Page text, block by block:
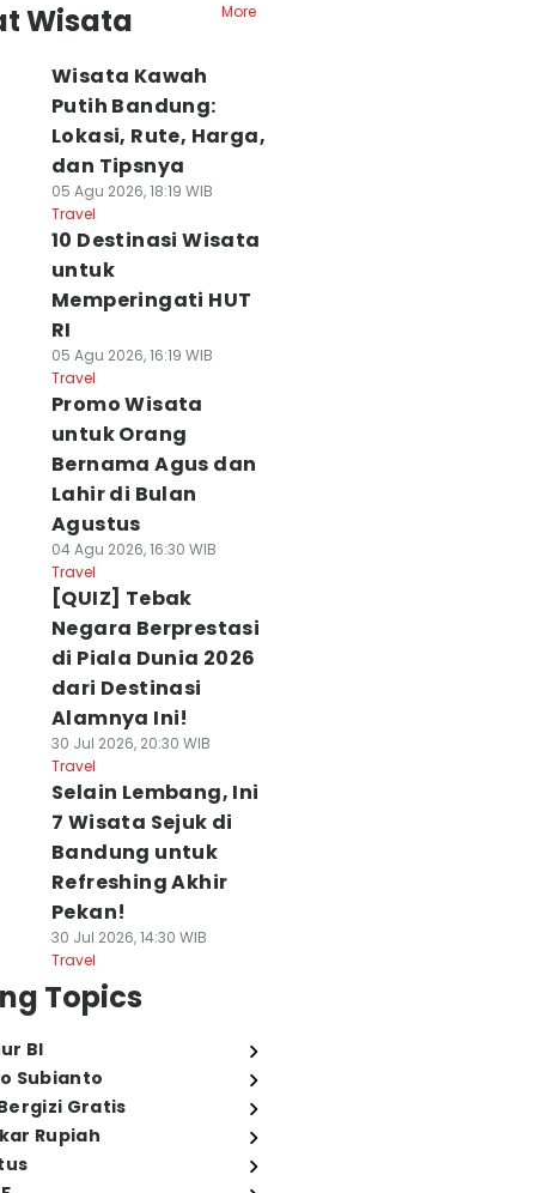
Wisata
More
Wisata Kawah
Putih Bandung:
Lokasi, Rute, Harga,
dan Tipsnya
05 Agu 2026, 18:19 WIB
Travel
10 Destinasi Wisata
untuk
Memperingati HUT
RI
05 Agu 2026, 16:19 WIB
Travel
Promo Wisata
untuk Orang
Bernama Agus dan
Lahir di Bulan
Agustus
04 Agu 2026, 16:30 WIB
Travel
[QUIZ] Tebak
Negara Berprestasi
di Piala Dunia 2026
dari Destinasi
Alamnya Ini!
30 Jul 2026, 20:30 WIB
Travel
Selain Lembang, Ini
7 Wisata Sejuk di
Bandung untuk
Refreshing Akhir
Pekan!
30 Jul 2026, 14:30 WIB
Travel
Topics
BI
Subianto
Gratis
Rupiah